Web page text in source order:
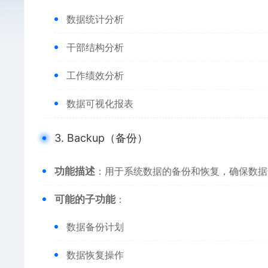
数据统计分析
干部结构分析
工作绩效分析
数据可视化报表
3. Backup（备份）
功能描述 ：用于系统数据的备份和恢复，确保数
可能的子功能：
数据备份计划
数据恢复操作